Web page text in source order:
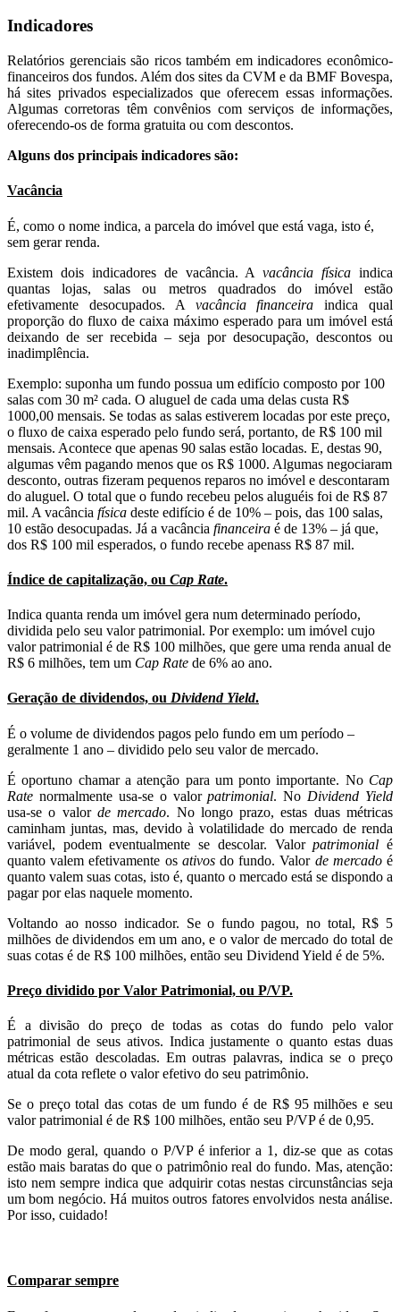
Indicadores
Relatórios gerenciais são ricos também em indicadores econômico-
financeiros dos fundos. Além dos sites da CVM e da BMF Bovespa,
há sites privados especializados que oferecem essas informações.
Algumas corretoras têm convênios com serviços de informações,
oferecendo-os de forma gratuita ou com descontos.
Alguns dos principais indicadores são:
Vacância
É, como o nome indica, a parcela do imóvel que está vaga, isto é,
sem gerar renda.
Existem dois indicadores de vacância. Avacância física indica
quantas lojas, salas ou metros quadrados do imóvel estão
efetivamente desocupados. A vacância financeira indica qual
proporção do fluxo de caixa máximo esperado para um imóvel está
deixando de ser recebida – seja por desocupação, descontos ou
inadimplência.
Exemplo: suponha um fundo possua um edifício composto por 100
salas com 30 m² cada. O aluguel de cada uma delas custa R$
1000,00 mensais. Se todas as salas estiverem locadas por este preço,
o fluxo de caixa esperado pelo fundo será, portanto, de R$ 100 mil
mensais. Acontece que apenas 90 salas estão locadas. E, destas 90,
algumas vêm pagando menos que os R$ 1000. Algumas negociaram
desconto, outras fizeram pequenos reparos no imóvel e descontaram
do aluguel. O total que o fundo recebeu pelos aluguéis foi de R$ 87
mil. A vacância física deste edifício é de 10% – pois, das 100 salas,
10 estão desocupadas. Já a vacância financeira é de 13% – já que,
dos R$ 100 mil esperados, o fundo recebe apenass R$ 87 mil.
Índice de capitalização, ou Cap Rate.
Indica quanta renda um imóvel gera num determinado período,
dividida pelo seu valor patrimonial. Por exemplo: um imóvel cujo
valor patrimonial é de R$ 100 milhões, que gere uma renda anual de
R$ 6 milhões, tem um Cap Rate de 6% ao ano.
Geração de dividendos, ou Dividend Yield.
É o volume de dividendos pagos pelo fundo em um período –
geralmente 1 ano – dividido pelo seu valor de mercado.
É oportuno chamar a atenção para um ponto importante. No Cap
Rate normalmente usa-se o valorpatrimonial. No Dividend Yield
usa-se o valor de mercado. No longo prazo, estas duas métricas
caminham juntas, mas, devido à volatilidade do mercado de renda
variável, podem eventualmente se descolar. Valorpatrimonial é
quanto valem efetivamente os ativosdo fundo. Valor de mercadoé
quanto valem suas cotas, isto é, quanto o mercado está se dispondo a
pagar por elas naquele momento.
Voltando ao nosso indicador. Se o fundo pagou, no total, R$ 5
milhões de dividendos em um ano, e o valor de mercado do total de
suas cotas é de R$ 100 milhões, então seu Dividend Yield é de 5%.
Preço dividido por Valor Patrimonial, ou P/VP.
É a divisão do preço de todas as cotas do fundo pelo valor
patrimonial de seus ativos. Indica justamente o quanto estas duas
métricas estão descoladas. Em outras palavras, indica se o preço
atual da cota reflete o valor efetivo do seu patrimônio.
Se o preço total das cotas de um fundo é de R$ 95 milhões e seu
valor patrimonial é de R$ 100 milhões, então seu P/VP é de 0,95.
De modo geral, quando o P/VP é inferior a 1, diz-se que as cotas
estão mais baratas do que o patrimônio real do fundo. Mas, atenção:
isto nem sempre indica que adquirir cotas nestas circunstâncias seja
um bom negócio. Há muitos outros fatores envolvidos nesta análise.
Por isso, cuidado!
Comparar sempre